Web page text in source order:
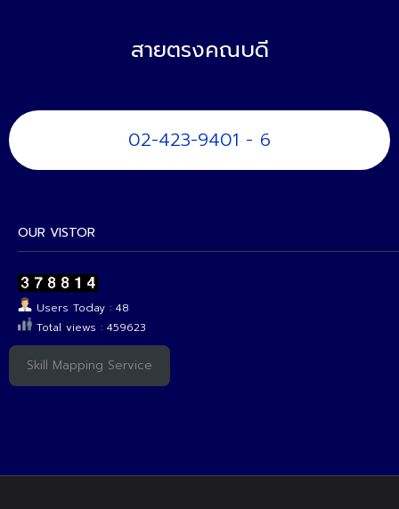
สายตรงคณบดี
02-423-9401 - 6
OUR VISTOR
Users Today : 48
Total views : 459623
Skill Mapping Service